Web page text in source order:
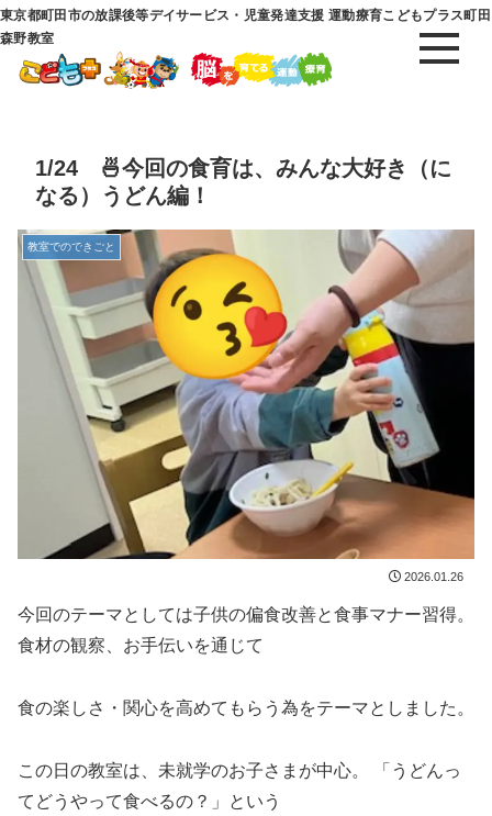
東京都町田市の放課後等デイサービス・児童発達支援 運動療育こどもプラス町田
森野教室
1/24 🍜今回の食育は、みんな大好き（に
なる）うどん編！
教室でのできごと
2026.01.26
今回のテーマとしては子供の偏食改善と食事マナー習得。
食材の観察、お手伝いを通じて
食の楽しさ・関心を高めてもらう為をテーマとしました。
この日の教室は、未就学のお子さまが中心。 「うどんっ
てどうやって食べるの？」という